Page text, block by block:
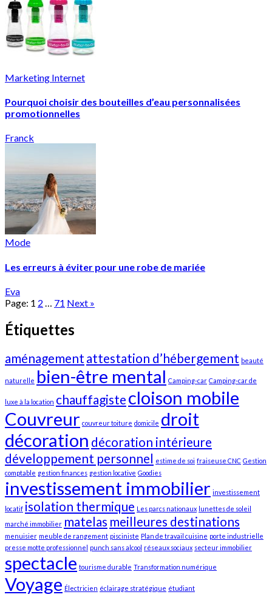
Marketing Internet
Pourquoi choisir des bouteilles d’eau personnalisées
promotionnelles
Franck
Mode
Les erreurs à éviter pour une robe de mariée
Eva
Page: 1 2 … 71 Next »
Étiquettes
aménagement attestation d’hébergement beauté
naturelle bien-être mental Camping-car Camping-car de
luxe à la location chauffagiste cloison mobile
Couvreur couvreur toiture domicile droit
décoration décoration intérieure
développement personnel estime de soi fraiseuse CNC Gestion
comptable gestion finances gestion locative Goodies
investissement immobilier investissement
locatif isolation thermique Les parcs nationaux lunettes de soleil
marché immobilier matelas meilleures destinations
menuisier meuble de rangement pisciniste Plan de travail cuisine porte industrielle
presse motte professionnel punch sans alcool réseaux sociaux secteur immobilier
spectacle tourisme durable Transformation numérique
Voyage Électricien éclairage stratégique étudiant